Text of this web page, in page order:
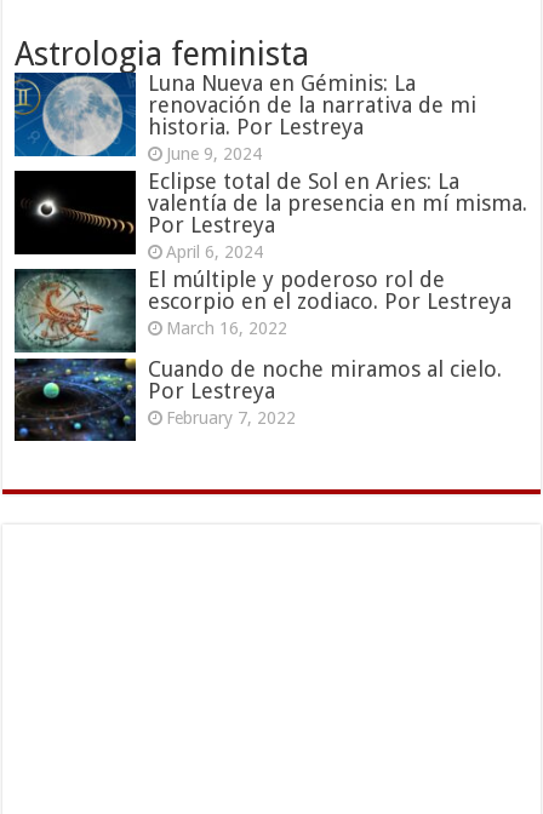
Astrologia feminista
Luna Nueva en Géminis: La
renovación de la narrativa de mi
historia. Por Lestreya
June 9, 2024
Eclipse total de Sol en Aries: La
valentía de la presencia en mí misma.
Por Lestreya
April 6, 2024
El múltiple y poderoso rol de
escorpio en el zodiaco. Por Lestreya
March 16, 2022
Cuando de noche miramos al cielo.
Por Lestreya
February 7, 2022